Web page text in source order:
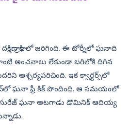
జరిగింది. ఈ టోర్నీలో ఘనాది
అంచనాలు లేకుండా బరిలోకి దిగిన
ఆశ్చర్యపరిచింది. ఇక క్వార్టర్స్‌లో
ఘనా ఫ్రీ కిక్ పొందింది. ఆ సమయంలో
సురేజ్‌ ఘనా ఆటగాడు డొమినిక్ ఆదియ్య